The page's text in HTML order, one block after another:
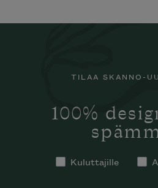
TILAA SKANNO-
100%
Kuluttajille